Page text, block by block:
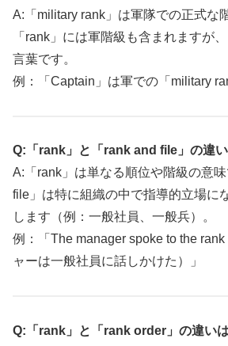
A:「military rank」は軍隊での正式な
「rank」には軍階級も含まれますが
言葉です。
例：「Captain」は軍での「military
Q:「rank」と「rank and file」の違い
A:「rank」は単なる順位や階級の意
file」は特に組織の中で指導的立場に
します（例：一般社員、一般兵）。
例：「The manager spoke to the
ャーは一般社員に話しかけた）」
Q:「rank」と「rank order」の違い